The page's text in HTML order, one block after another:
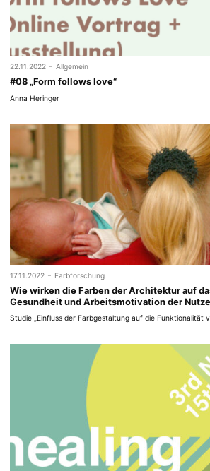
22.11.2022 - Allgemein
#08 „Form follows love“
Anna Heringer
17.11.2022 - Farbforschung
Wie wirken die Farben der Architektur auf
Gesundheit und Arbeitsmotivation der
Studie „Einfluss der Farbgestaltung auf die Funktionalität